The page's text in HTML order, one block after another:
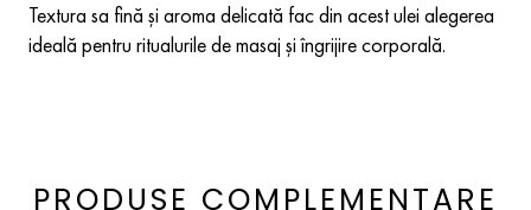
Textura sa fină și aroma delicată fac din acest ulei alegerea
ideală pentru ritualurile de masaj și îngrijire corporală.
PRODUSE COMPLEMENTARE